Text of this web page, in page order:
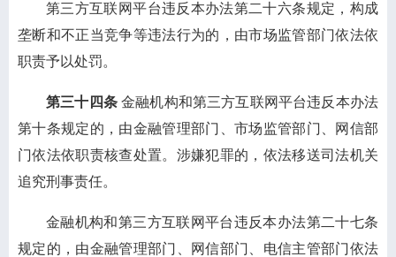
第三方互联网平台违反本办法第二十六条规定，构成
垄断和不正当竞争等违法行为的，由市场监管部门依法依
职责予以处罚。
第三十四条金融机构和第三方互联网平台违反本办法
第十条规定的，由金融管理部门、市场监管部门、网信部
门依法依职责核查处置。涉嫌犯罪的，依法移送司法机关
追究刑事责任。
金融机构和第三方互联网平台违反本办法第二十七条
规定的，由金融管理部门、网信部门、电信主管部门依法